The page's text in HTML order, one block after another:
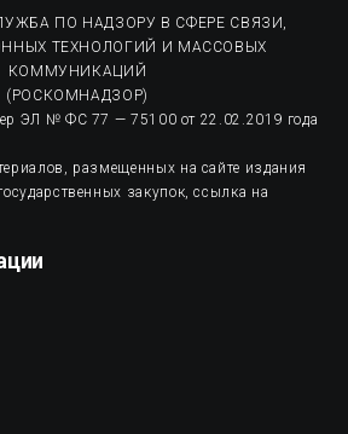
ПО НАДЗОРУ В СФЕРЕ СВЯЗИ,
ТЕХНОЛОГИЙ И МАССОВЫХ
КОММУНИКАЦИЙ
(РОСКОМНАДЗОР)
ЭЛ № ФС 77 — 75100 от 22.02.2019 года
размещенных на сайте издания
закупок, ссылка на